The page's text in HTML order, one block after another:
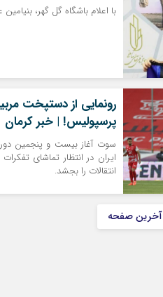
با اعلام باشگاه گل گهر،
رونمایی از دستپخت
پرسپولیس! | خبر کرمان
سوت آغاز بیست و پنجمین
ایران در انتظار تماشای
انتقالات را بجشد.
آخرین صفحه